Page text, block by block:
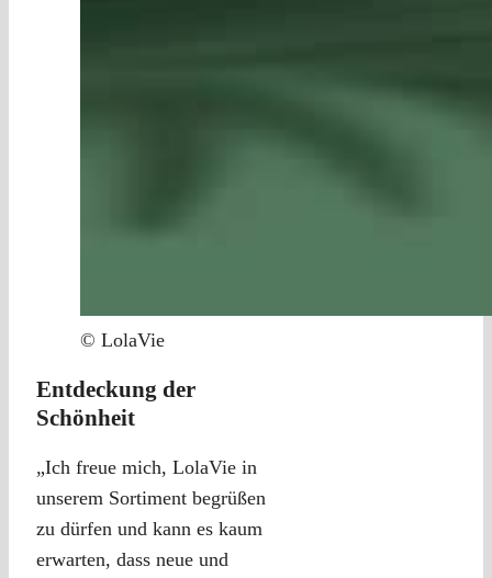
© LolaVie
Entdeckung der
Schönheit
„Ich freue mich, LolaVie in
unserem Sortiment begrüßen
zu dürfen und kann es kaum
erwarten, dass neue und